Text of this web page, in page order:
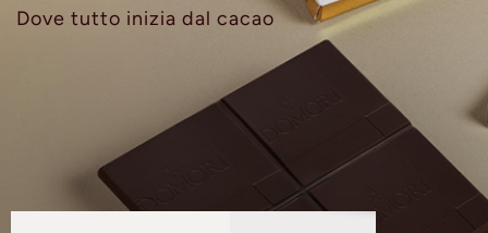
Dove tutto inizia dal cacao